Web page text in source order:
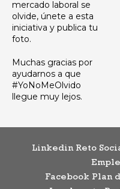
mercado laboral se
olvide, únete a esta
iniciativa y publica tu
foto.
Muchas gracias por
ayudarnos a que
#YoNoMeOlvido
llegue muy lejos.
Linkedin Reto
Facebook Plan